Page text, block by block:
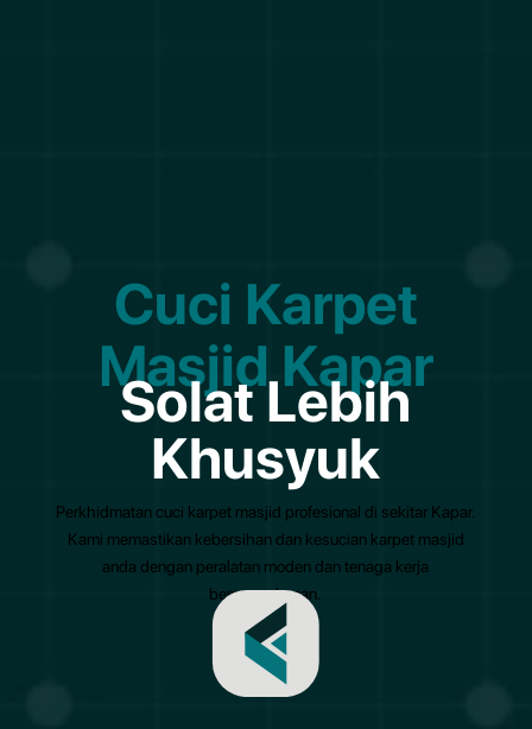
Cuci Karpet
Masjid Kapar
Solat Lebih
Khusyuk
Perkhidmatan cuci karpet masjid profesional di sekitar Kapar.
Kami memastikan kebersihan dan kesucian karpet masjid
anda dengan peralatan moden dan tenaga kerja
berpengalaman.